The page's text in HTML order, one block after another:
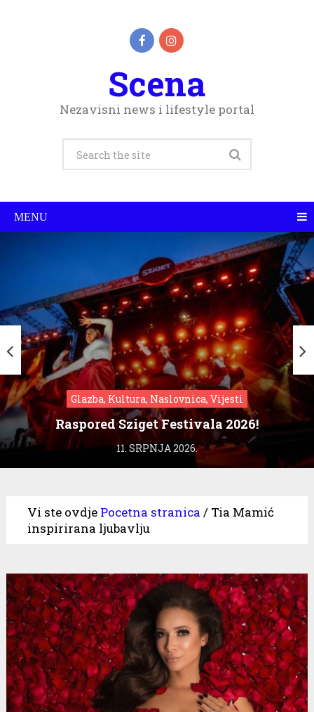
Scena
Nezavisni news i lifestyle portal
MENU
Glazba, Kultura, Naslovnica, Vijesti
Raspored Sziget Festivala 2026!
11. SRPNJA 2026.
Vi ste ovdje Pocetna stranica / Tia Mamić
inspirirana ljubavlju